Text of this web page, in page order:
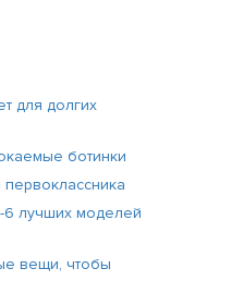
для долгих
ботинки
лучших моделей
вещи, чтобы